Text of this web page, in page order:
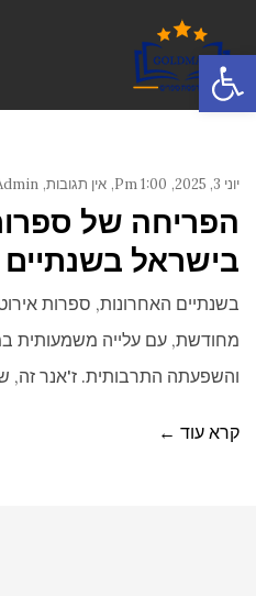
פתח סרגל נגישות
יוני 3, 2025 1:00 Pm אין תגובות
הפריחה של
בישראל
בשנתיים האחרונות, ספרות
מחודשת, עם עלייה משמעותית
והשפעתה התרבותית. ז'אנר זה,
קרא עוד ←